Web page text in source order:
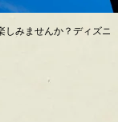
しみませんか？ディズ